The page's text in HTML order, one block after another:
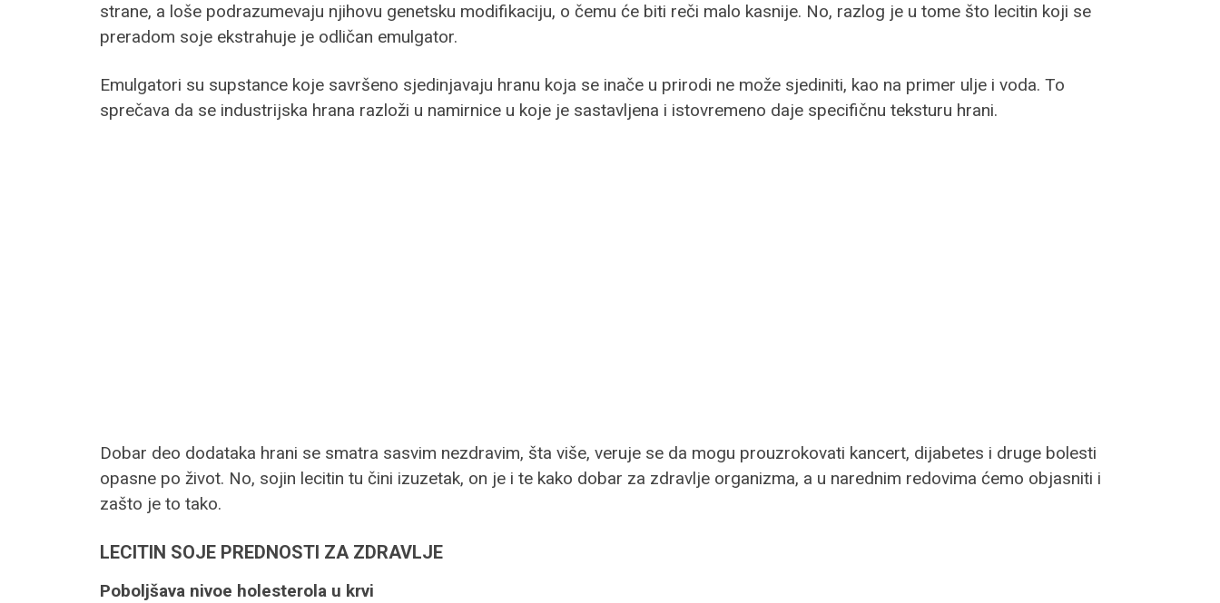
strane, a loše podrazumevaju njihovu genetsku modifikaciju, o čemu će biti reči malo kasnije. No, razlog je u tome što lecitin koji se
preradom soje ekstrahuje je odličan emulgator.
Emulgatori su supstance koje savršeno sjedinjavaju hranu koja se inače u prirodi ne može sjediniti, kao na primer ulje i voda. To
sprečava da se industrijska hrana razloži u namirnice u koje je sastavljena i istovremeno daje specifičnu teksturu hrani.
Dobar deo dodataka hrani se smatra sasvim nezdravim, šta više, veruje se da mogu prouzrokovati kancert, dijabetes i druge bolesti
opasne po život. No, sojin lecitin tu čini izuzetak, on je i te kako dobar za zdravlje organizma, a u narednim redovima ćemo objasniti i
zašto je to tako.
LECITIN SOJE PREDNOSTI ZA ZDRAVLJE
Poboljšava nivoe holesterola u krvi